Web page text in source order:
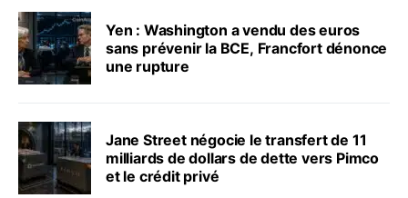
Yen : Washington a vendu des euros
sans prévenir la BCE, Francfort dénonce
une rupture
Jane Street négocie le transfert de 11
milliards de dollars de dette vers Pimco
et le crédit privé